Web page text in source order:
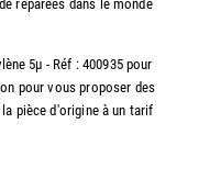
réparées dans le monde
5µ - Réf : 400935 pour
pour vous proposer des
pièce d'origine à un tarif